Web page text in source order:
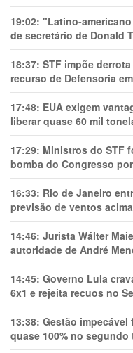
19:02: "Latino-
de secretário de Donald
18:37: STF impõe
recurso de Defensoria
17:48: EUA exigem
liberar quase 60 mil
17:29: Ministros do STF
bomba do Congresso
16:33: Rio de Janeiro
previsão de ventos
14:46: Jurista Wálter
autoridade de André
14:45: Governo Lula
6x1 e rejeita recuos no
13:38: Gestão impecável
quase 100% no segundo